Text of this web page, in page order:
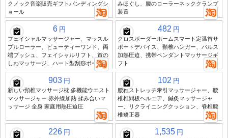
クノック音楽販売ギフトパンディングシ
ョール
みほぐし、腰のローラーネッククランプ
装置
6 円
フェイシャルマッサージャー、マッスル
プルローラー、ビューティーワンド、両
端プッシュ、フェイシャルリフト、首の
しわマッサージ、ハート型刮痧ボード
482 円
クロスボーダーホームスマート定温首サ
ポートデバイス、頸椎ハンガー、パルス
加熱圧迫、携帯ペンダントマッサージギ
フト
903 円
新しい頸椎マッサージ枕 多機能ウエスト
マッサージャー 赤外線加熱 揉み合いマ
ッサージ 全身 家庭用熱圧迫圧
102 円
腰椎ストレッチ牽引マッサージャー、腰
椎椎間板ヘルニア、鍼灸マッサージャ
ー、リクライニングクッション、脊椎腰
椎矯正器
226 円 1,535 円